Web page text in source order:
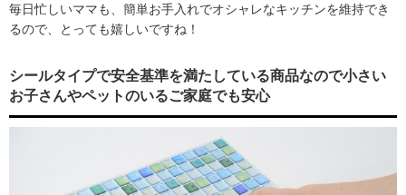
毎日忙しいママも、簡単お手入れでオシャレなキッチンを維持でき
るので、とっても嬉しいですね！
シールタイプで安全基準を満たしている商品なので小さい
お子さんやペットのいるご家庭でも安心